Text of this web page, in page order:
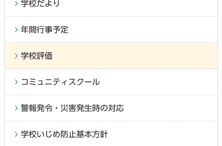
学校だより
年間行事予定
学校評価
コミュニティスクール
警報発令・災害発生時の対応
学校いじめ防止基本方針